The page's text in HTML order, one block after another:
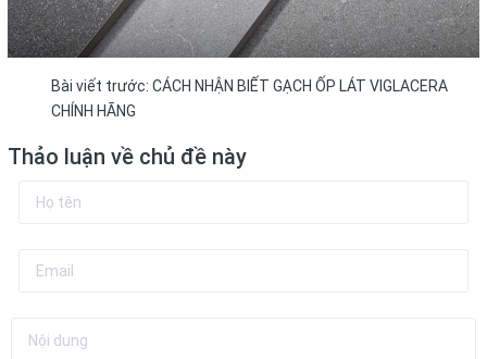
Bài viết trước: CÁCH NHẬN BIẾT GẠCH ỐP LÁT VIGLACERA
CHÍNH HÃNG
Thảo luận về chủ đề này